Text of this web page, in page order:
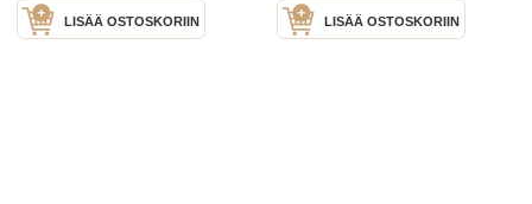
LISÄÄ OSTOSKORIIN LISÄÄ OSTOSKORIIN